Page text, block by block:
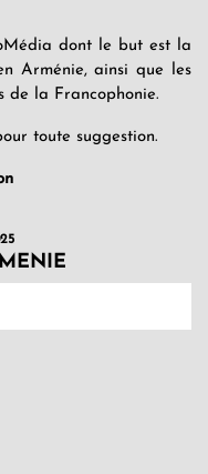
dont le but est la
Arménie, ainsi que les
de la Francophonie.
toute suggestion.